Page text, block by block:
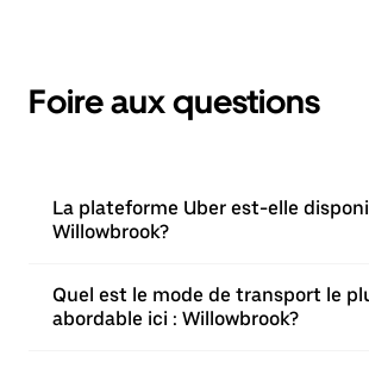
Foire aux questions
La plateforme Uber est-elle
Willowbrook?
Quel est le mode de transport le
abordable ici : Willowbrook?